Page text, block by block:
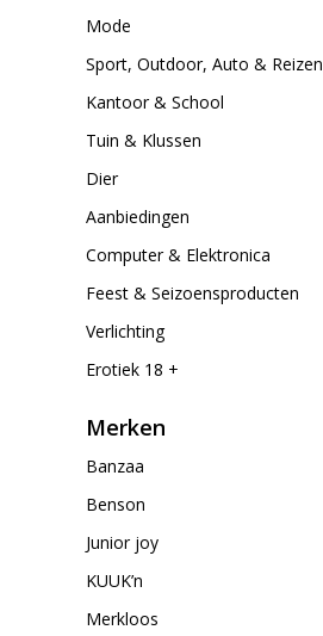
Mode
Sport, Outdoor, Auto & Reizen
Kantoor & School
Tuin & Klussen
Dier
Aanbiedingen
Computer & Elektronica
Feest & Seizoensproducten
Verlichting
Erotiek 18 +
Merken
Banzaa
Benson
Junior joy
KUUK’n
Merkloos